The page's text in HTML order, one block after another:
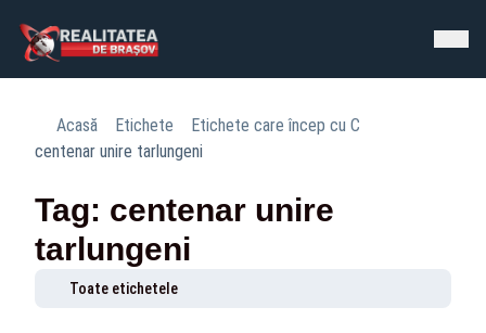
Acasă Etichete
Etichete care încep cu C
centenar unire tarlungeni
Tag: centenar unire
tarlungeni
Toate etichetele